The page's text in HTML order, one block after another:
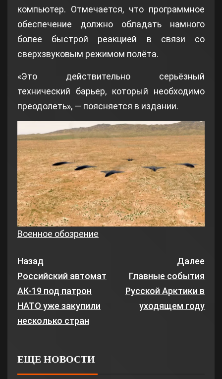
компьютер. Отмечается, что программное
обеспечение должно обладать намного
более быстрой реакцией в связи со
сверхзвуковым режимом полёта.
«Это действительно серьёзный
технический барьер, который необходимо
преодолеть», — поясняется в издании.
Военное обозрение
Назад
Российский автомат
АК-19 под патрон
НАТО уже закупили
несколько стран
Далее
Главные события
Русской Арктики в
уходящем году
ЕЩЕ НОВОСТИ